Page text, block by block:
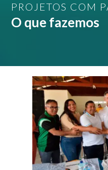
PROJETOS COM
O que fazemos